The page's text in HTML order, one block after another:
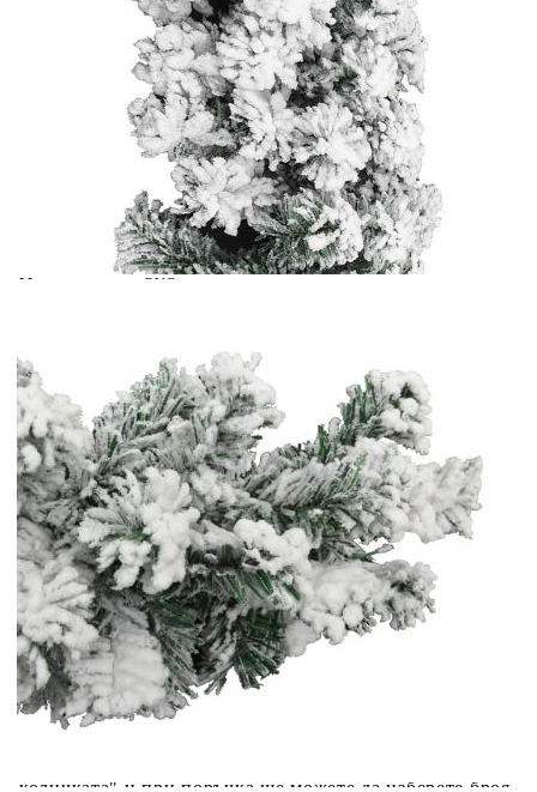
В наличност: 190 бр.
Време за доставка: 5 до 9 дни
Безплатна доставка до адрес при плащане по банков път
Зелен
Материал:
PVC
Купи на изплащане
Credit calculator
Коледен гирлянд със сняг, зелен, 5 м, PVC
Please select credit institution
Цена на продукта: €43.00
Extraction of information from credit institutions
Предоставената таблица е с информационна цел.
Добавете продукта в количката си с бутона "Добави в
количката" и при поръчка ще можете да изберете броя
вноски на кредита.
Acest tabel are caracter informativ. Adăugați produsul în
coșul de cumpărături unde veți putea selecta detaliile
cererii de creditare.
количката" и при поръчка ще можете да изберете броя